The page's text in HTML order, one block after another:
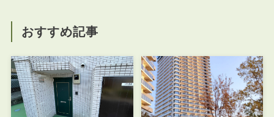
おすすめ記事